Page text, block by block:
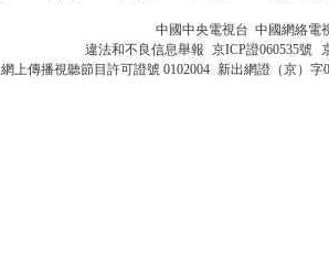
中國中央電視台 中國網絡電
違法和不良信息舉報 京ICP證060535號
網上傳播視聽節目許可證號 0102004 新出網證（京）